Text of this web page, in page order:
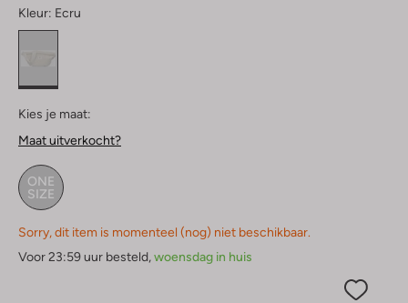
Kleur: Ecru
Kies je maat:
Maat uitverkocht?
ONE
SIZE
Sorry, dit item is momenteel (nog) niet beschikbaar.
Voor 23:59 uur besteld,woensdag in huis